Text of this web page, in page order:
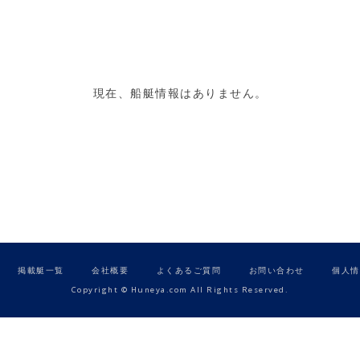
現在、船艇情報はありません。
掲載艇一覧 会社概要 よくあるご質問 お問い合わせ
個人
Copyright © Huneya.com All Rights Reserved.